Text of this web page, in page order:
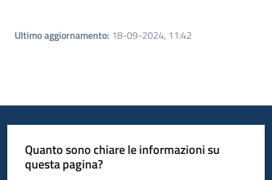
Ultimo aggiornamento: 18-09-2024, 11:42
Quanto sono chiare le informazioni su
questa pagina?